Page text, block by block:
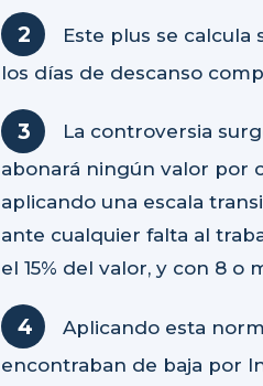
Este plus se
los días de descanso
La controversia
abonará ningún valor por
aplicando una escala
ante cualquier falta al
el 15% del valor, y con 8 o
Aplicando esta
encontraban de baja por